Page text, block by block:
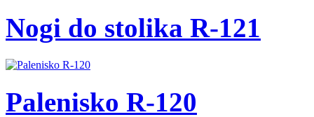
Nogi do stolika R-121
Palenisko R-120